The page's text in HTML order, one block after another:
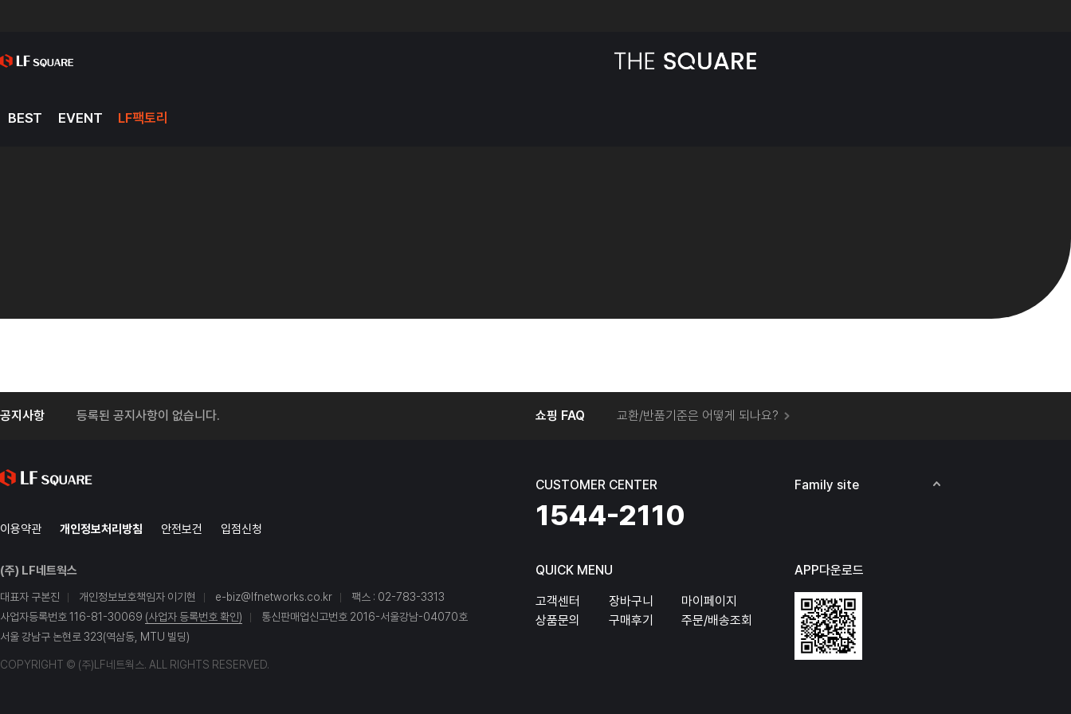
BEST EVENT LF팩토리
공지사항 등록된 공지사항이 없습니다. 쇼핑 FAQ
온라인에서 주문 후 오프라인 매장에서 상품을 수령할 수 있나요?
교환/반품기준은 어떻게 되나요?
온라인에서 구매한 상품 오프라인에서 반품이 가능한가요?
이용약관 개인정보처리방침 안전보건 입점신청
(주) LF네트웍스
대표자 구본진 개인정보보호책임자 이기현 e-biz@lfnetworks.co.kr
팩스 : 02-783-3313
사업자등록번호 116-81-30069 (사업자 등록번호 확인)
통신판매업신고번호 2016-서울강남-04070호
서울 강남구 논현로 323(역삼동, MTU 빌딩)
COPYRIGHT © (주)LF네트웍스. ALL RIGHTS RESERVED.
CUSTOMER CENTER
1544-2110
Family site
QUICK MENU
고객센터 장바구니
마이페이지
상품문의
구매후기 주문/배송조회
APP다운로드